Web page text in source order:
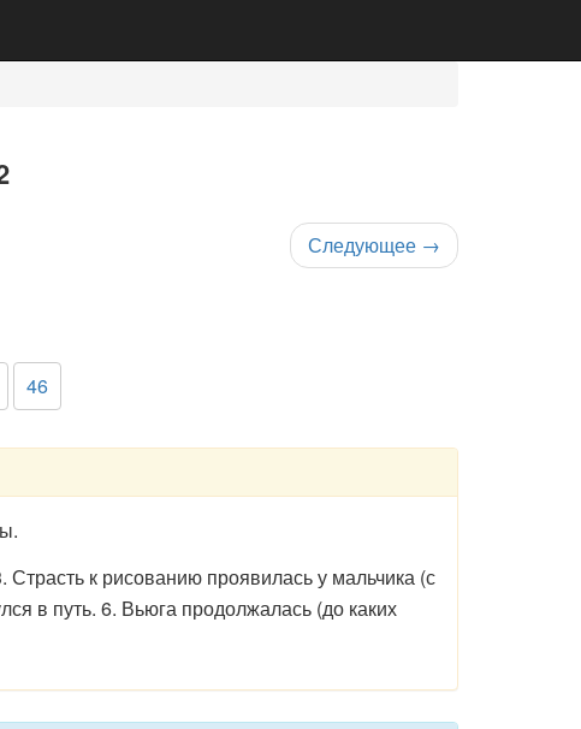
Следующее →
46
Страсть к рисованию проявилась у мальчика (с
в путь. 6. Вьюга продолжалась (до каких